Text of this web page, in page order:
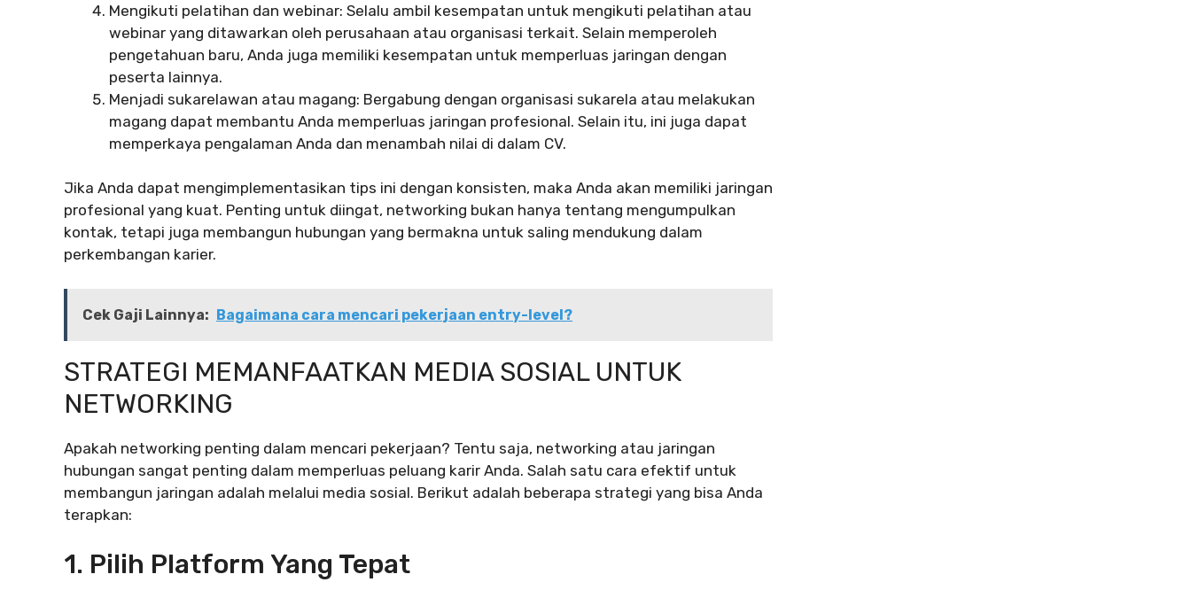
Mengikuti pelatihan dan webinar: Selalu ambil kesempatan untuk mengikuti pelatihan atau
webinar yang ditawarkan oleh perusahaan atau organisasi terkait. Selain memperoleh
pengetahuan baru, Anda juga memiliki kesempatan untuk memperluas jaringan dengan
peserta lainnya.
Menjadi sukarelawan atau magang: Bergabung dengan organisasi sukarela atau melakukan
magang dapat membantu Anda memperluas jaringan profesional. Selain itu, ini juga dapat
memperkaya pengalaman Anda dan menambah nilai di dalam CV.
Jika Anda dapat mengimplementasikan tips ini dengan konsisten, maka Anda akan memiliki jaringan
profesional yang kuat. Penting untuk diingat, networking bukan hanya tentang mengumpulkan
kontak, tetapi juga membangun hubungan yang bermakna untuk saling mendukung dalam
perkembangan karier.
Cek Gaji Lainnya: Bagaimana cara mencari pekerjaan entry-level?
STRATEGI MEMANFAATKAN MEDIA SOSIAL UNTUK
NETWORKING
Apakah networking penting dalam mencari pekerjaan? Tentu saja, networking atau jaringan
hubungan sangat penting dalam memperluas peluang karir Anda. Salah satu cara efektif untuk
membangun jaringan adalah melalui media sosial. Berikut adalah beberapa strategi yang bisa Anda
terapkan:
1. Pilih Platform Yang Tepat